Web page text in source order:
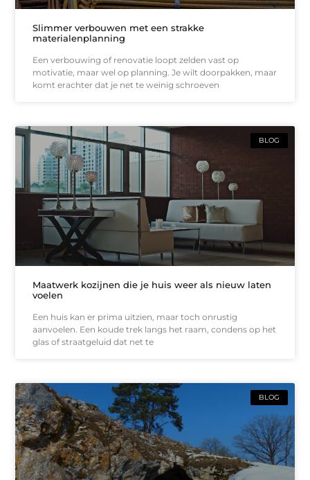
Slimmer verbouwen met een strakke
materialenplanning
Een verbouwing of renovatie loopt zelden vast op
motivatie, maar wel op planning. Je wilt doorpakken, maar
komt erachter dat je net te weinig schroeven
BLOG
Maatwerk kozijnen die je huis weer als nieuw laten
voelen
Een huis kan er prima uitzien, maar toch onrustig
aanvoelen. Een koude trek langs het raam, condens op het
glas of straatgeluid dat net te
BLOG